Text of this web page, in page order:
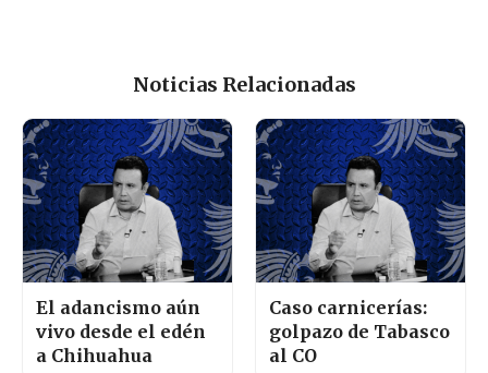
Noticias Relacionadas
El adancismo aún
vivo desde el edén
a Chihuahua
Caso carnicerías:
golpazo de Tabasco
al CO